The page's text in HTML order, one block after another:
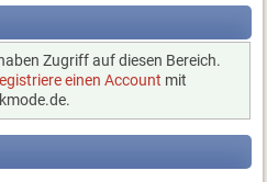
Zugriff auf diesen Bereich.
einen Account mit